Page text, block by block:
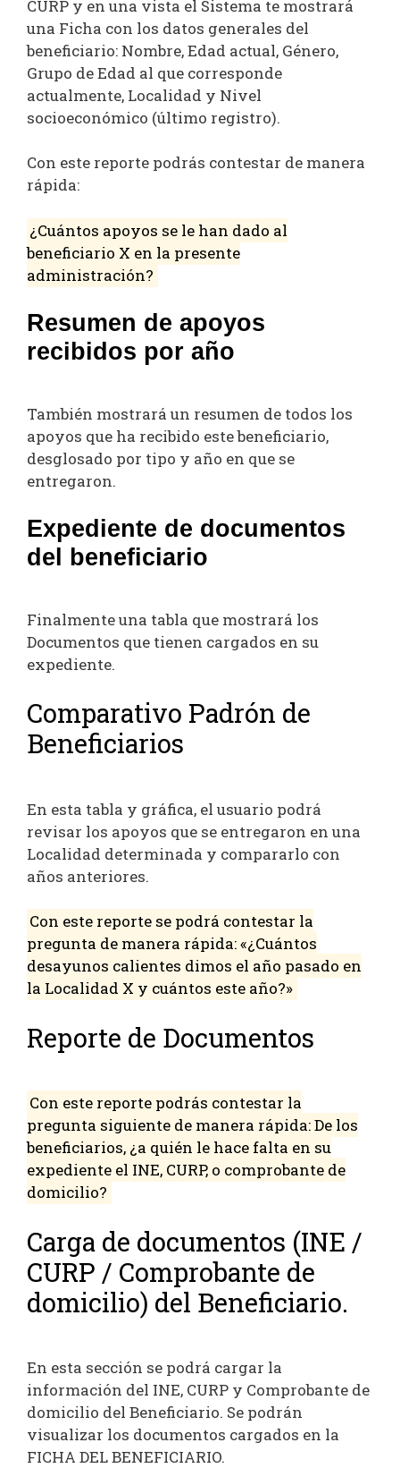
CURP y en una vista el Sistema te mostrará
una Ficha con los datos generales del
beneficiario: Nombre, Edad actual, Género,
Grupo de Edad al que corresponde
actualmente, Localidad y Nivel
socioeconómico (último registro).
Con este reporte podrás contestar de manera
rápida:
¿Cuántos apoyos se le han dado al
beneficiario X en la presente
administración?
Resumen de apoyos
recibidos por año
También mostrará un resumen de todos los
apoyos que ha recibido este beneficiario,
desglosado por tipo y año en que se
entregaron.
Expediente de documentos
del beneficiario
Finalmente una tabla que mostrará los
Documentos que tienen cargados en su
expediente.
Comparativo Padrón de
Beneficiarios
En esta tabla y gráfica, el usuario podrá
revisar los apoyos que se entregaron en una
Localidad determinada y compararlo con
años anteriores.
Con este reporte se podrá contestar la
pregunta de manera rápida: «¿Cuántos
desayunos calientes dimos el año pasado en
la Localidad X y cuántos este año?»
Reporte de Documentos
Con este reporte podrás contestar la
pregunta siguiente de manera rápida: De los
beneficiarios, ¿a quién le hace falta en su
expediente el INE, CURP, o comprobante de
domicilio?
Carga de documentos (INE /
CURP / Comprobante de
domicilio) del Beneficiario.
En esta sección se podrá cargar la
información del INE, CURP y Comprobante de
domicilio del Beneficiario. Se podrán
visualizar los documentos cargados en la
FICHA DEL BENEFICIARIO.